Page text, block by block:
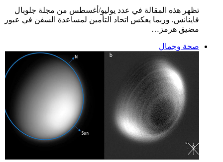
تظهر هذه المقالة في عدد يوليو/أغسطس من مجلة جلوبال
فاينانس. وربما يعكس اتحاد التأمين لمساعدة السفن في عبور
مضيق هرمز…
صحة وجمال